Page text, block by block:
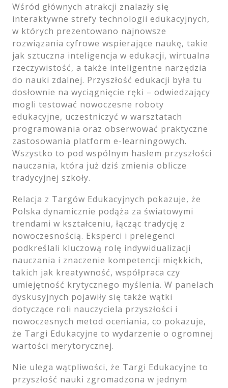
Wśród głównych atrakcji znalazły się
interaktywne strefy technologii edukacyjnych,
w których prezentowano najnowsze
rozwiązania cyfrowe wspierające naukę, takie
jak sztuczna inteligencja w edukacji, wirtualna
rzeczywistość, a także inteligentne narzędzia
do nauki zdalnej. Przyszłość edukacji była tu
dosłownie na wyciągnięcie ręki – odwiedzający
mogli testować nowoczesne roboty
edukacyjne, uczestniczyć w warsztatach
programowania oraz obserwować praktyczne
zastosowania platform e-learningowych.
Wszystko to pod wspólnym hasłem przyszłości
nauczania, która już dziś zmienia oblicze
tradycyjnej szkoły.
Relacja z Targów Edukacyjnych pokazuje, że
Polska dynamicznie podąża za światowymi
trendami w kształceniu, łącząc tradycję z
nowoczesnością. Eksperci i prelegenci
podkreślali kluczową rolę indywidualizacji
nauczania i znaczenie kompetencji miękkich,
takich jak kreatywność, współpraca czy
umiejętność krytycznego myślenia. W panelach
dyskusyjnych pojawiły się także wątki
dotyczące roli nauczyciela przyszłości i
nowoczesnych metod oceniania, co pokazuje,
że Targi Edukacyjne to wydarzenie o ogromnej
wartości merytorycznej.
Nie ulega wątpliwości, że Targi Edukacyjne to
przyszłość nauki zgromadzona w jednym